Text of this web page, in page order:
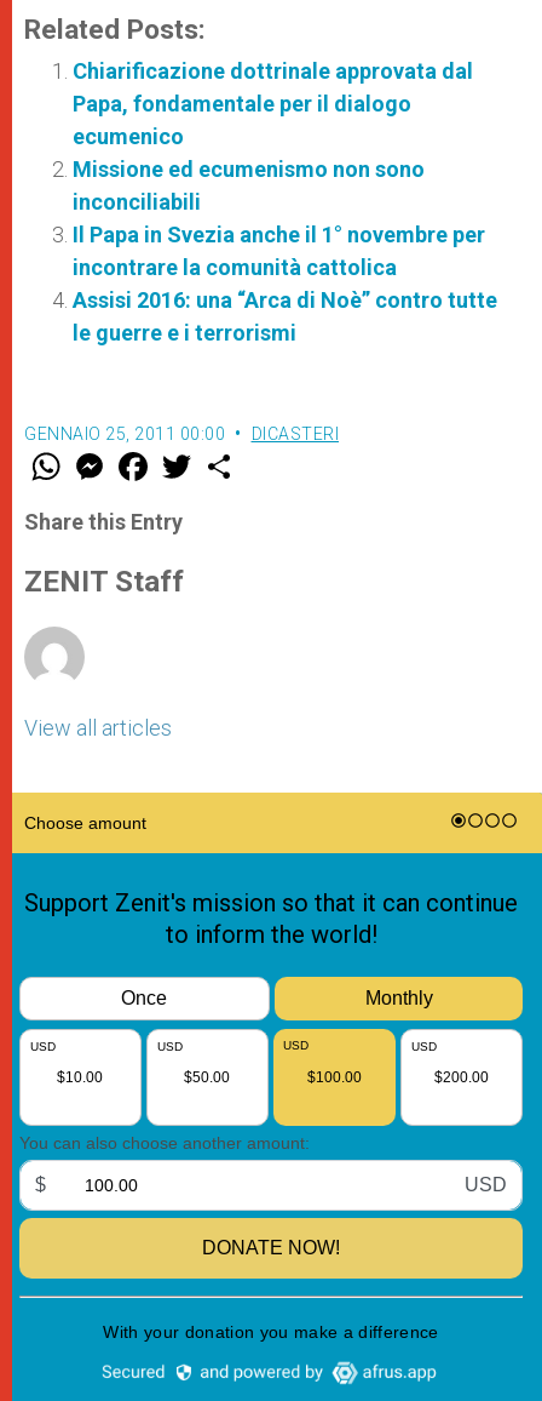
Related Posts:
Chiarificazione dottrinale approvata dal
Papa, fondamentale per il dialogo
ecumenico
Missione ed ecumenismo non sono
inconciliabili
Il Papa in Svezia anche il 1° novembre per
incontrare la comunità cattolica
Assisi 2016: una “Arca di Noè” contro tutte
le guerre e i terrorismi
GENNAIO 25, 2011 00:00 DICASTERI
W
t
s
p
p
M
e
s
e
g
e
F
a
e
b
o
k
w
Share this Entry
ZENIT Staff
View all articles